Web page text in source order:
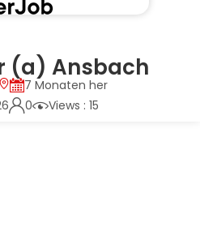
(a) Ansbach
7 Monaten her
0 Views : 15